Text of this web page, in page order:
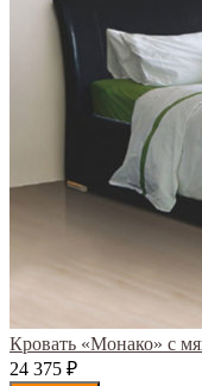
Кровать «Монако» с
24 375 ₽